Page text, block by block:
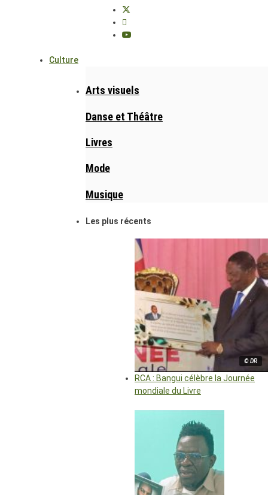
Culture
Arts visuels
Danse et Théâtre
Livres
Mode
Musique
Les plus récents
© DR
RCA : Bangui célèbre la Journée
mondiale du Livre